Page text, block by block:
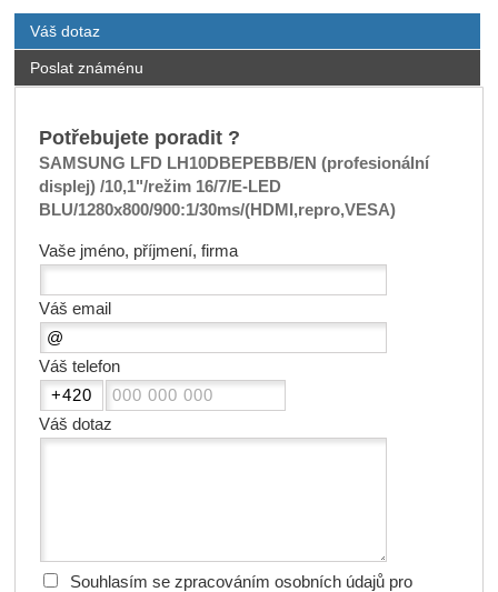
Váš dotaz
Poslat známénu
Potřebujete poradit ?
SAMSUNG LFD LH10DBEPEBB/EN (profesionální
displej) /10,1"/režim 16/7/E-LED
BLU/1280x800/900:1/30ms/(HDMI,repro,VESA)
Vaše jméno, příjmení, firma
Váš email
Váš telefon
Váš dotaz
Souhlasím se zpracováním osobních údajů pro